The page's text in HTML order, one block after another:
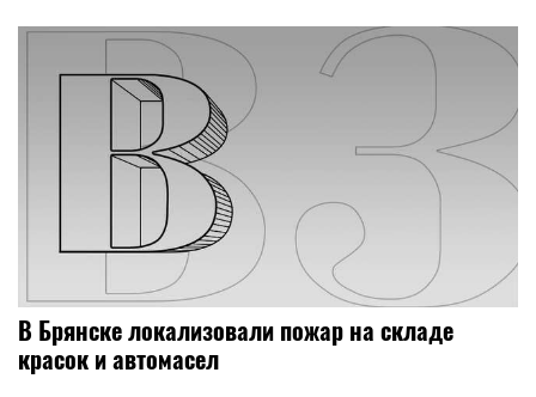
В Брянске локализовали пожар на складе
красок и автомасел